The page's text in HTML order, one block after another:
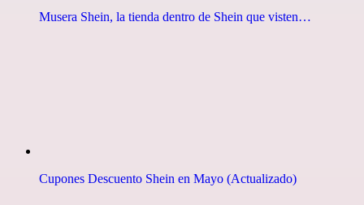
Musera Shein, la tienda dentro de Shein que visten…
Cupones Descuento Shein en Mayo (Actualizado)